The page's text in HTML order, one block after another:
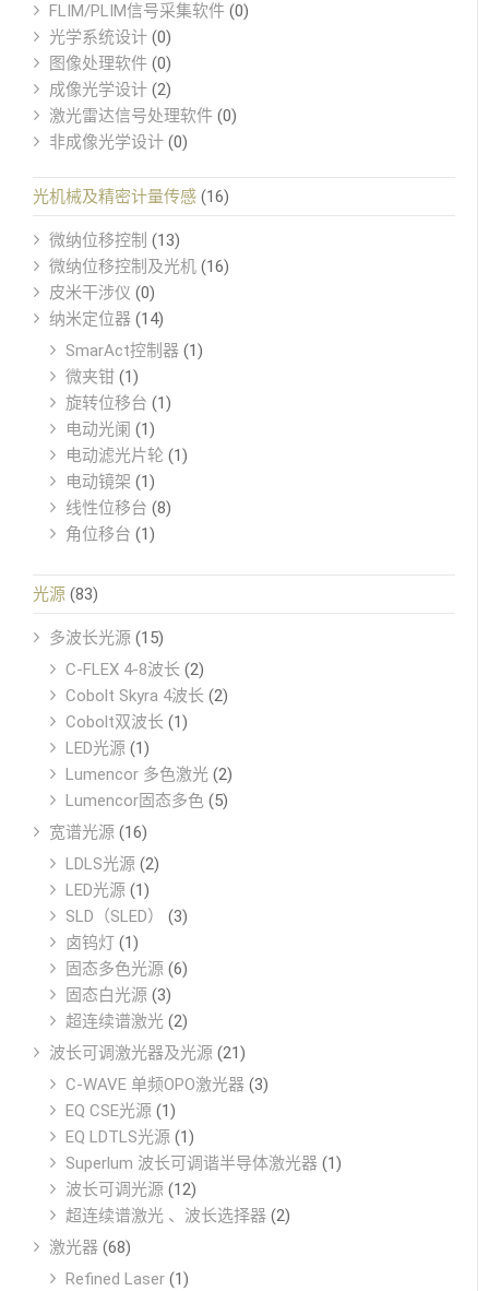
FLIM/PLIM信号采集软件 (0)
光学系统设计 (0)
图像处理软件 (0)
成像光学设计 (2)
激光雷达信号处理软件 (0)
非成像光学设计 (0)
光机械及精密计量传感 (16)
微纳位移控制 (13)
微纳位移控制及光机 (16)
皮米干涉仪 (0)
纳米定位器 (14)
SmarAct控制器 (1)
微夹钳 (1)
旋转位移台 (1)
电动光阑 (1)
电动滤光片轮 (1)
电动镜架 (1)
线性位移台 (8)
角位移台 (1)
光源 (83)
多波长光源 (15)
C-FLEX 4-8波长 (2)
Cobolt Skyra 4波长 (2)
Cobolt双波长 (1)
LED光源 (1)
Lumencor 多色激光 (2)
Lumencor固态多色 (5)
宽谱光源 (16)
LDLS光源 (2)
LED光源 (1)
SLD（SLED）
(3)
卤钨灯 (1)
固态多色光源 (6)
固态白光源 (3)
超连续谱激光 (2)
波长可调激光器及光源 (21)
C-WAVE 单频OPO激光器 (3)
EQ CSE光源 (1)
EQ LDTLS光源 (1)
Superlum 波长可调谐半导体激光器 (1)
波长可调光源 (12)
超连续谱激光 、波长选择器 (2)
激光器 (68)
Refined Laser (1)